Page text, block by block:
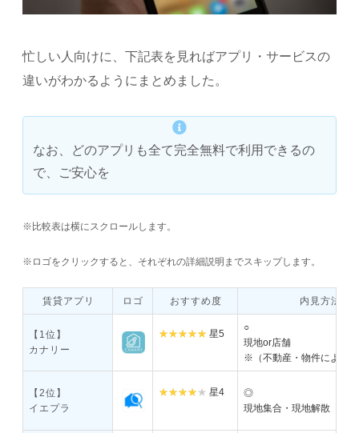
忙しい人向けに、下記表を見ればアプリ・サービスの
違いがわかるようにまとめました。
なお、どのアプリも全て完全無料で利用できるの
で、ご安心を
※比較表は横にスクロールします。
※ロゴをクリックすると、それぞれの詳細説明までスキップします。
賃貸アプリ ロゴ おすすめ度 内見方法
【1位】
カナリー
星5
○
現地or店舗
※（不動産・物件によっ
【2位】
イエプラ
星4
◎
現地集合・現地解散